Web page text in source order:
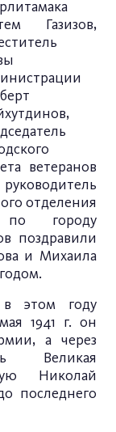
Газизов,
ветеранов
отделения
по городу
поздравили
и Михаила
этом году
1941 г. он
а через
Великая
Николай
последнего